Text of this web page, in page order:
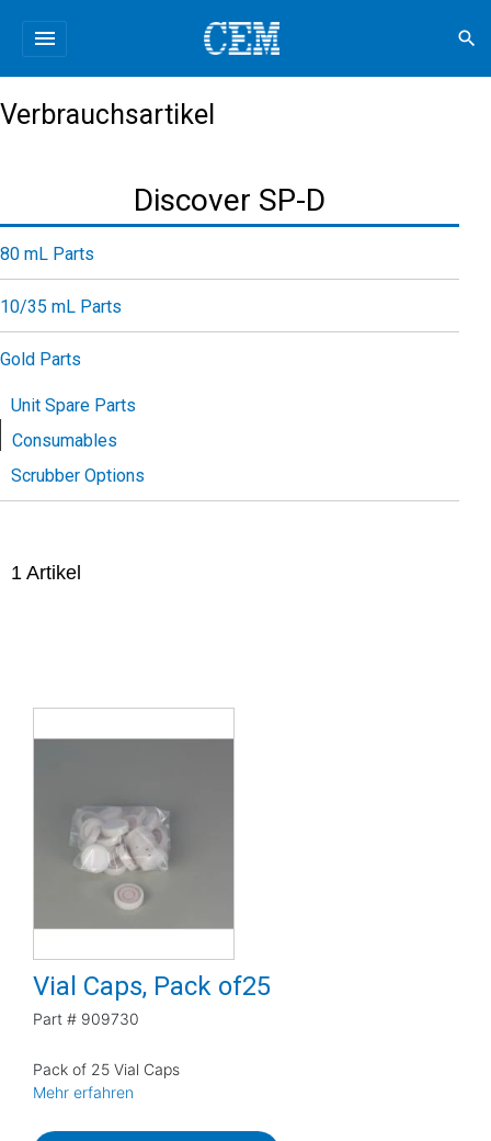
menu search
Verbrauchsartikel
1 Artikel
Vial Caps, Pack of25
Part # 909730
Pack of 25 Vial Caps
Mehr erfahren
Discover SP-D
80 mL Parts
10/35 mL Parts
Gold Parts
Unit Spare Parts
Consumables
Scrubber Options